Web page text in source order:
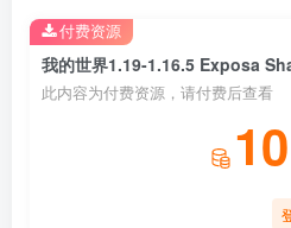
我的世界1.19-1.16.5 Exposa
此内容为付费资源，请付费后查看
10
付费资源